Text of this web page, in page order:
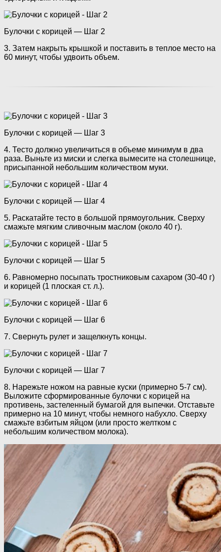
Булочки с корицей — Шаг 2
3. Затем накрыть крышкой и поставить в теплое место на
60 минут, чтобы удвоить объем.
Булочки с корицей — Шаг 3
4. Тесто должно увеличиться в объеме минимум в два
раза. Выньте из миски и слегка вымесите на столешнице,
присыпанной небольшим количеством муки.
Булочки с корицей — Шаг 4
5. Раскатайте тесто в большой прямоугольник. Сверху
смажьте мягким сливочным маслом (около 40 г).
Булочки с корицей — Шаг 5
6. Равномерно посыпать тростниковым сахаром (30-40 г)
и корицей (1 плоская ст. л.).
Булочки с корицей — Шаг 6
7. Свернуть рулет и защелкнуть концы.
Булочки с корицей — Шаг 7
8. Нарежьте ножом на равные куски (примерно 5-7 см).
Выложите сформированные булочки с корицей на
противень, застеленный бумагой для выпечки. Отставьте
примерно на 10 минут, чтобы немного набухло. Сверху
смажьте взбитым яйцом (или просто желтком с
небольшим количеством молока).